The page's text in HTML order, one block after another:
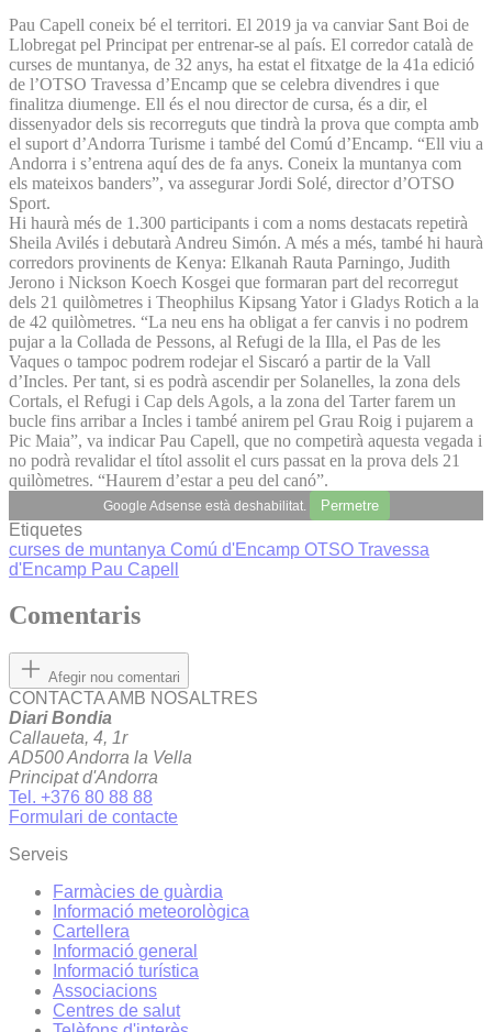
Pau Capell coneix bé el territori. El 2019 ja va canviar Sant Boi de
Llobregat pel Principat per entrenar-se al país. El corredor català de
curses de muntanya, de 32 anys, ha estat el fitxatge de la 41a edició
de l’OTSO Travessa d’Encamp que se celebra divendres i que
finalitza diumenge. Ell és el nou director de cursa, és a dir, el
dissenyador dels sis recorreguts que tindrà la prova que compta amb
el suport d’Andorra Turisme i també del Comú d’Encamp. “Ell viu a
Andorra i s’entrena aquí des de fa anys. Coneix la muntanya com
els mateixos banders”, va assegurar Jordi Solé, director d’OTSO
Sport.
Hi haurà més de 1.300 participants i com a noms destacats repetirà
Sheila Avilés i debutarà Andreu Simón. A més a més, també hi haurà
corredors provinents de Kenya: Elkanah Rauta Parningo, Judith
Jerono i Nickson Koech Kosgei que formaran part del recorregut
dels 21 quilòmetres i Theophilus Kipsang Yator i Gladys Rotich a la
de 42 quilòmetres. “La neu ens ha obligat a fer canvis i no podrem
pujar a la Collada de Pessons, al Refugi de la Illa, el Pas de les
Vaques o tampoc podrem rodejar el Siscaró a partir de la Vall
d’Incles. Per tant, si es podrà ascendir per Solanelles, la zona dels
Cortals, el Refugi i Cap dels Agols, a la zona del Tarter farem un
bucle fins arribar a Incles i també anirem pel Grau Roig i pujarem a
Pic Maia”, va indicar Pau Capell, que no competirà aquesta vegada i
no podrà revalidar el títol assolit el curs passat en la prova dels 21
quilòmetres. “Haurem d’estar a peu del canó”.
Google Adsense està deshabilitat. Permetre
Etiquetes
curses de muntanya Comú d'Encamp OTSO Travessa
d'Encamp Pau Capell
Comentaris
Afegir nou comentari
CONTACTA AMB NOSALTRES
Diari Bondia
Callaueta, 4, 1r
AD500 Andorra la Vella
Principat d'Andorra
Tel. +376 80 88 88
Formulari de contacte
Serveis
Farmàcies de guàrdia
Informació meteorològica
Cartellera
Informació general
Informació turística
Associacions
Centres de salut